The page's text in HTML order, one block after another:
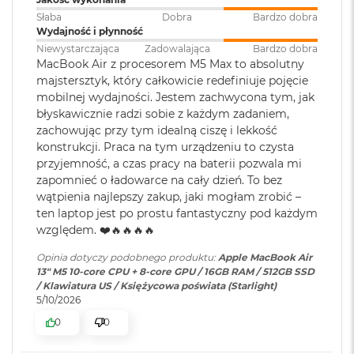
ś
c
i
d
y
s
k
u
M
a
c
B
o
k
A
r
2
5
6
Jasność 500 nitów
Kolory
Możliwość wyświetlania miliarda kolorów
Szeroka gama kolorów (P3)
Technologia True Tone
Chip
Apple M5
Apple M5 (10-rdzeniowy procesor CPU + 10-rdzeniowy procesor
Pojemność baterii: 53,8 Wh
Szybkie ładowanie :
Możliwość szybkiego ładowania
zasilaczem USB-C o mocy 70W
Ładowanie i
rozbudowa:
Dwa porty Thunderbolt 4
(USB‑C) obsługujące:
Ładowanie,
DisplayPort
Thunderbolt 4 (do 40 Gb/s),
USB 4 (do 40 Gb/s)
Klawiatura
numeryczna
NIE
Słaba
Dobra
Bardzo dobra
Wydajność i płynność
Niewystarczająca
Zadowalająca Bardzo dobra
MacBook Air z procesorem M5 Max to absolutny
majstersztyk, który całkowicie redefiniuje pojęcie
mobilnej wydajności. Jestem zachwycona tym, jak
błyskawicznie radzi sobie z każdym zadaniem,
zachowując przy tym idealną ciszę i lekkość
konstrukcji. Praca na tym urządzeniu to czysta
przyjemność, a czas pracy na baterii pozwala mi
zapomnieć o ładowarce na cały dzień. To bez
wątpienia najlepszy zakup, jaki mogłam zrobić –
ten laptop jest po prostu fantastyczny pod każdym
względem. ❤️🔥🔥🔥🔥
Opinia dotyczy podobnego produktu:Apple MacBook Air
13" M5 10-core CPU + 8-core GPU / 16GB RAM / 512GB SSD
/ Klawiatura US / Księżycowa poświata (Starlight)
5/10/2026
0
0